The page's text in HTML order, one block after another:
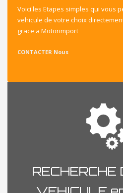
Voici les Etapes simples qui vous
vehicule de votre choix
grace a Motorimport
CONTACTER Nous
RECHERCHE